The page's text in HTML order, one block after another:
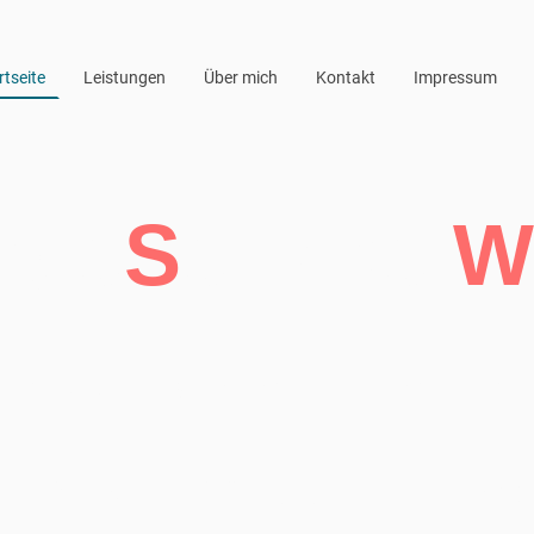
Leistungen Über mich Kontakt Impressum
S W